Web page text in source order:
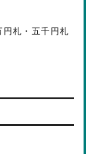
・五千円札